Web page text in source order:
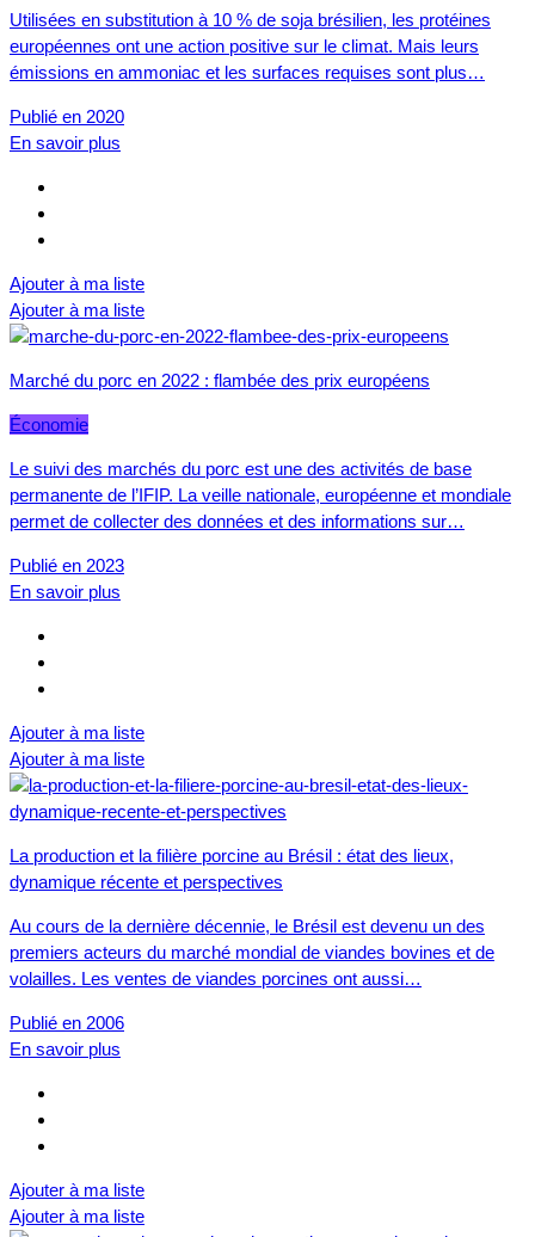
Utilisées en substitution à 10 % de soja brésilien, les protéines
européennes ont une action positive sur le climat. Mais leurs
émissions en ammoniac et les surfaces requises sont plus…
Publié en 2020
En savoir plus
Ajouter à ma liste
Ajouter à ma liste
Marché du porc en 2022 : flambée des prix européens
Économie
Le suivi des marchés du porc est une des activités de base
permanente de l’IFIP. La veille nationale, européenne et mondiale
permet de collecter des données et des informations sur…
Publié en 2023
En savoir plus
Ajouter à ma liste
Ajouter à ma liste
La production et la filière porcine au Brésil : état des lieux,
dynamique récente et perspectives
Au cours de la dernière décennie, le Brésil est devenu un des
premiers acteurs du marché mondial de viandes bovines et de
volailles. Les ventes de viandes porcines ont aussi…
Publié en 2006
En savoir plus
Ajouter à ma liste
Ajouter à ma liste